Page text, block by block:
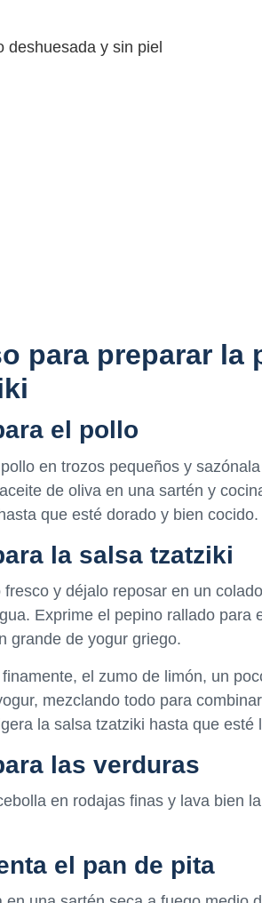
deshuesada y sin piel
para preparar la
el pollo
en trozos pequeños y
de oliva en una sartén y
que esté dorado y bien cocido.
la salsa tzatziki
y déjalo reposar en un
Exprime el pepino rallado para
grande de yogur griego.
el zumo de limón, un
mezclando todo para
la salsa tzatziki hasta que esté
las verduras
en rodajas finas y lava bien
el pan de pita